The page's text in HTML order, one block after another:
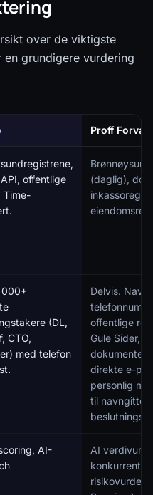
over de viktigste
grundigere vurdering
Proff Forvalt
offentlige
Time-
(daglig),
(DL,
CTO,
med telefon
Delvis.
offentlige
Gule Sider,
dokumentert
direkte e-
personlig
til navngitte
AI-
AI